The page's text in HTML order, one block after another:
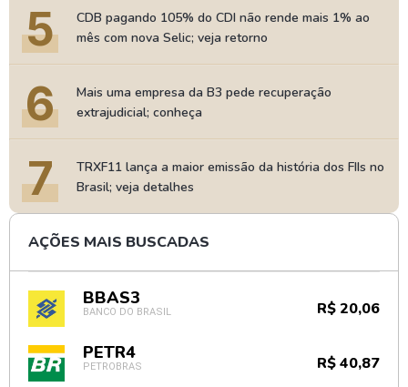
5
CDB pagando 105% do CDI não rende mais 1% ao
mês com nova Selic; veja retorno
6
Mais uma empresa da B3 pede recuperação
extrajudicial; conheça
7
TRXF11 lança a maior emissão da história dos FIIs no
Brasil; veja detalhes
AÇÕES MAIS BUSCADAS
BBAS3
BANCO DO BRASIL R$ 20,06
PETR4
PETROBRAS R$ 40,87